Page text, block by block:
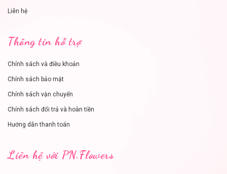
Liên hệ
Thông tin hỗ trợ
Chính sách và điều khoản
Chính sách bảo mật
Chính sách vận chuyển
Chính sách đổi trả và hoàn tiền
Hướng dẫn thanh toán
Liên hệ với PN.Flowers